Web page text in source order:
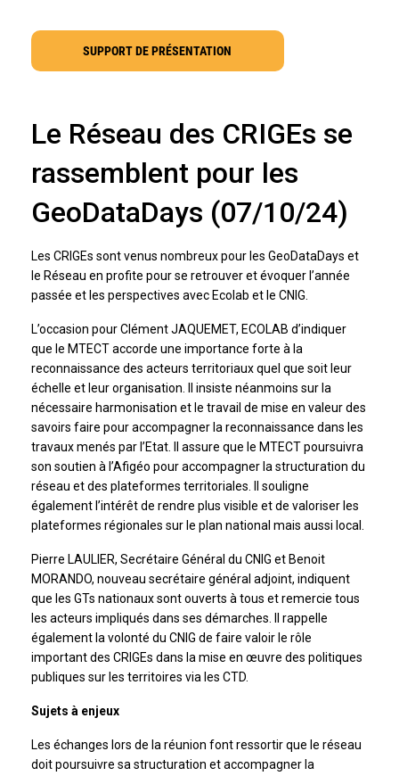
SUPPORT DE PRÉSENTATION
Le Réseau des CRIGEs se
rassemblent pour les
GeoDataDays (07/10/24)
Les CRIGEs sont venus nombreux pour les GeoDataDays et
le Réseau en profite pour se retrouver et évoquer l’année
passée et les perspectives avec Ecolab et le CNIG.
L’occasion pour Clément JAQUEMET, ECOLAB d’indiquer
que le MTECT accorde une importance forte à la
reconnaissance des acteurs territoriaux quel que soit leur
échelle et leur organisation. Il insiste néanmoins sur la
nécessaire harmonisation et le travail de mise en valeur des
savoirs faire pour accompagner la reconnaissance dans les
travaux menés par l’Etat. Il assure que le MTECT poursuivra
son soutien à l’Afigéo pour accompagner la structuration du
réseau et des plateformes territoriales. Il souligne
également l’intérêt de rendre plus visible et de valoriser les
plateformes régionales sur le plan national mais aussi local.
Pierre LAULIER, Secrétaire Général du CNIG et Benoit
MORANDO, nouveau secrétaire général adjoint, indiquent
que les GTs nationaux sont ouverts à tous et remercie tous
les acteurs impliqués dans ses démarches. Il rappelle
également la volonté du CNIG de faire valoir le rôle
important des CRIGEs dans la mise en œuvre des politiques
publiques sur les territoires via les CTD.
Sujets à enjeux
Les échanges lors de la réunion font ressortir que le réseau
doit poursuivre sa structuration et accompagner la